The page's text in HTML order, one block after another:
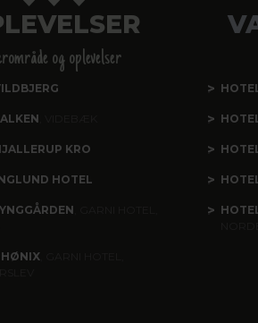
og oplevelser
KRO
HOTEL